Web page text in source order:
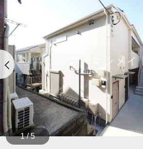
1 / 5